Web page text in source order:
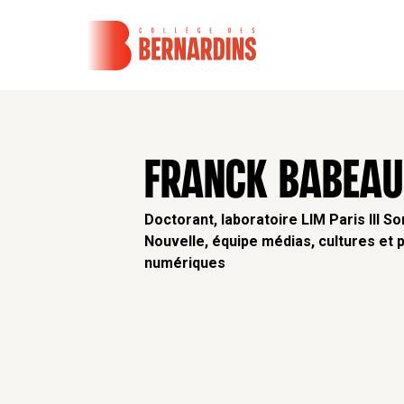
FRANCK BABEAU
Doctorant, laboratoire LIM Paris III
Nouvelle, équipe médias, cultures et
numériques